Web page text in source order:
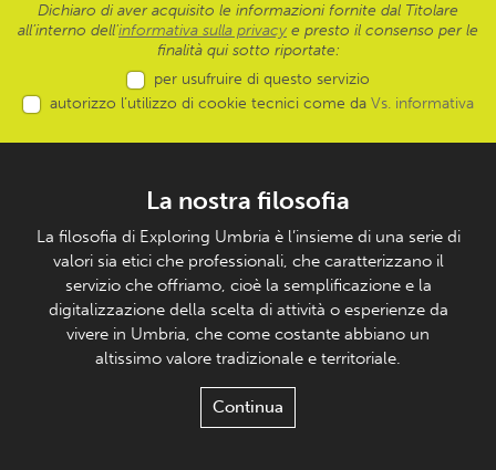
Dichiaro di aver acquisito le informazioni fornite dal Titolare
all’interno dell'informativa sulla privacy e presto il consenso per le
finalità qui sotto riportate:
per usufruire di questo servizio
autorizzo l’utilizzo di cookie tecnici come da Vs. informativa
La nostra filosofia
La filosofia di Exploring Umbria è l’insieme di una serie di
valori sia etici che professionali, che caratterizzano il
servizio che offriamo, cioè la semplificazione e la
digitalizzazione della scelta di attività o esperienze da
vivere in Umbria, che come costante abbiano un
altissimo valore tradizionale e territoriale.
Continua